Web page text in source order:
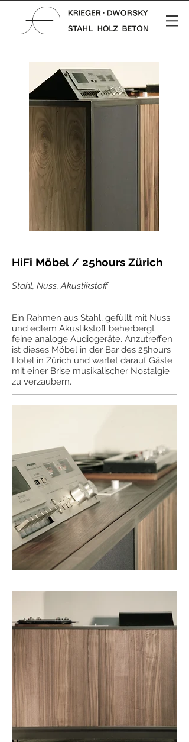
HiFi Möbel / 25hours Zürich
Stahl, Nuss, Akustikstoff
Ein Rahmen aus Stahl, gefüllt mit Nuss
und edlem Akustikstoff beherbergt
feine analoge Audiogeräte. Anzutreffen
ist dieses Möbel in der Bar des 25hours
Hotel in Zürich und wartet darauf Gäste
mit einer Brise musikalischer Nostalgie
zu verzaubern.